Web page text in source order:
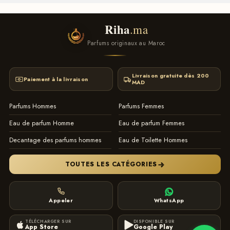
Riha.ma
Parfums originaux au Maroc
Paiement à la livraison
Livraison gratuite dès 200
MAD
Parfums Hommes
Parfums Femmes
Eau de parfum Homme
Eau de parfum Femmes
Decantage des parfums hommes
Eau de Toilette Hommes
TOUTES LES CATÉGORIES
Appeler WhatsApp
TÉLÉCHARGER SUR
App Store
DISPONIBLE SUR
Google Play